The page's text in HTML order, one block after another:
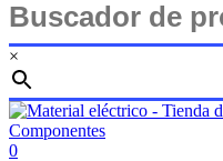
×
Cerrar
búsqueda
buscar
account
0